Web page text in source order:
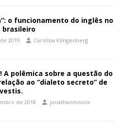
o funcionamento do inglês no
brasileiro
2019 Carolina Klingenberg
A polêmica sobre a questão do
ao “dialeto secreto” de
de 2018 jonathanmoura